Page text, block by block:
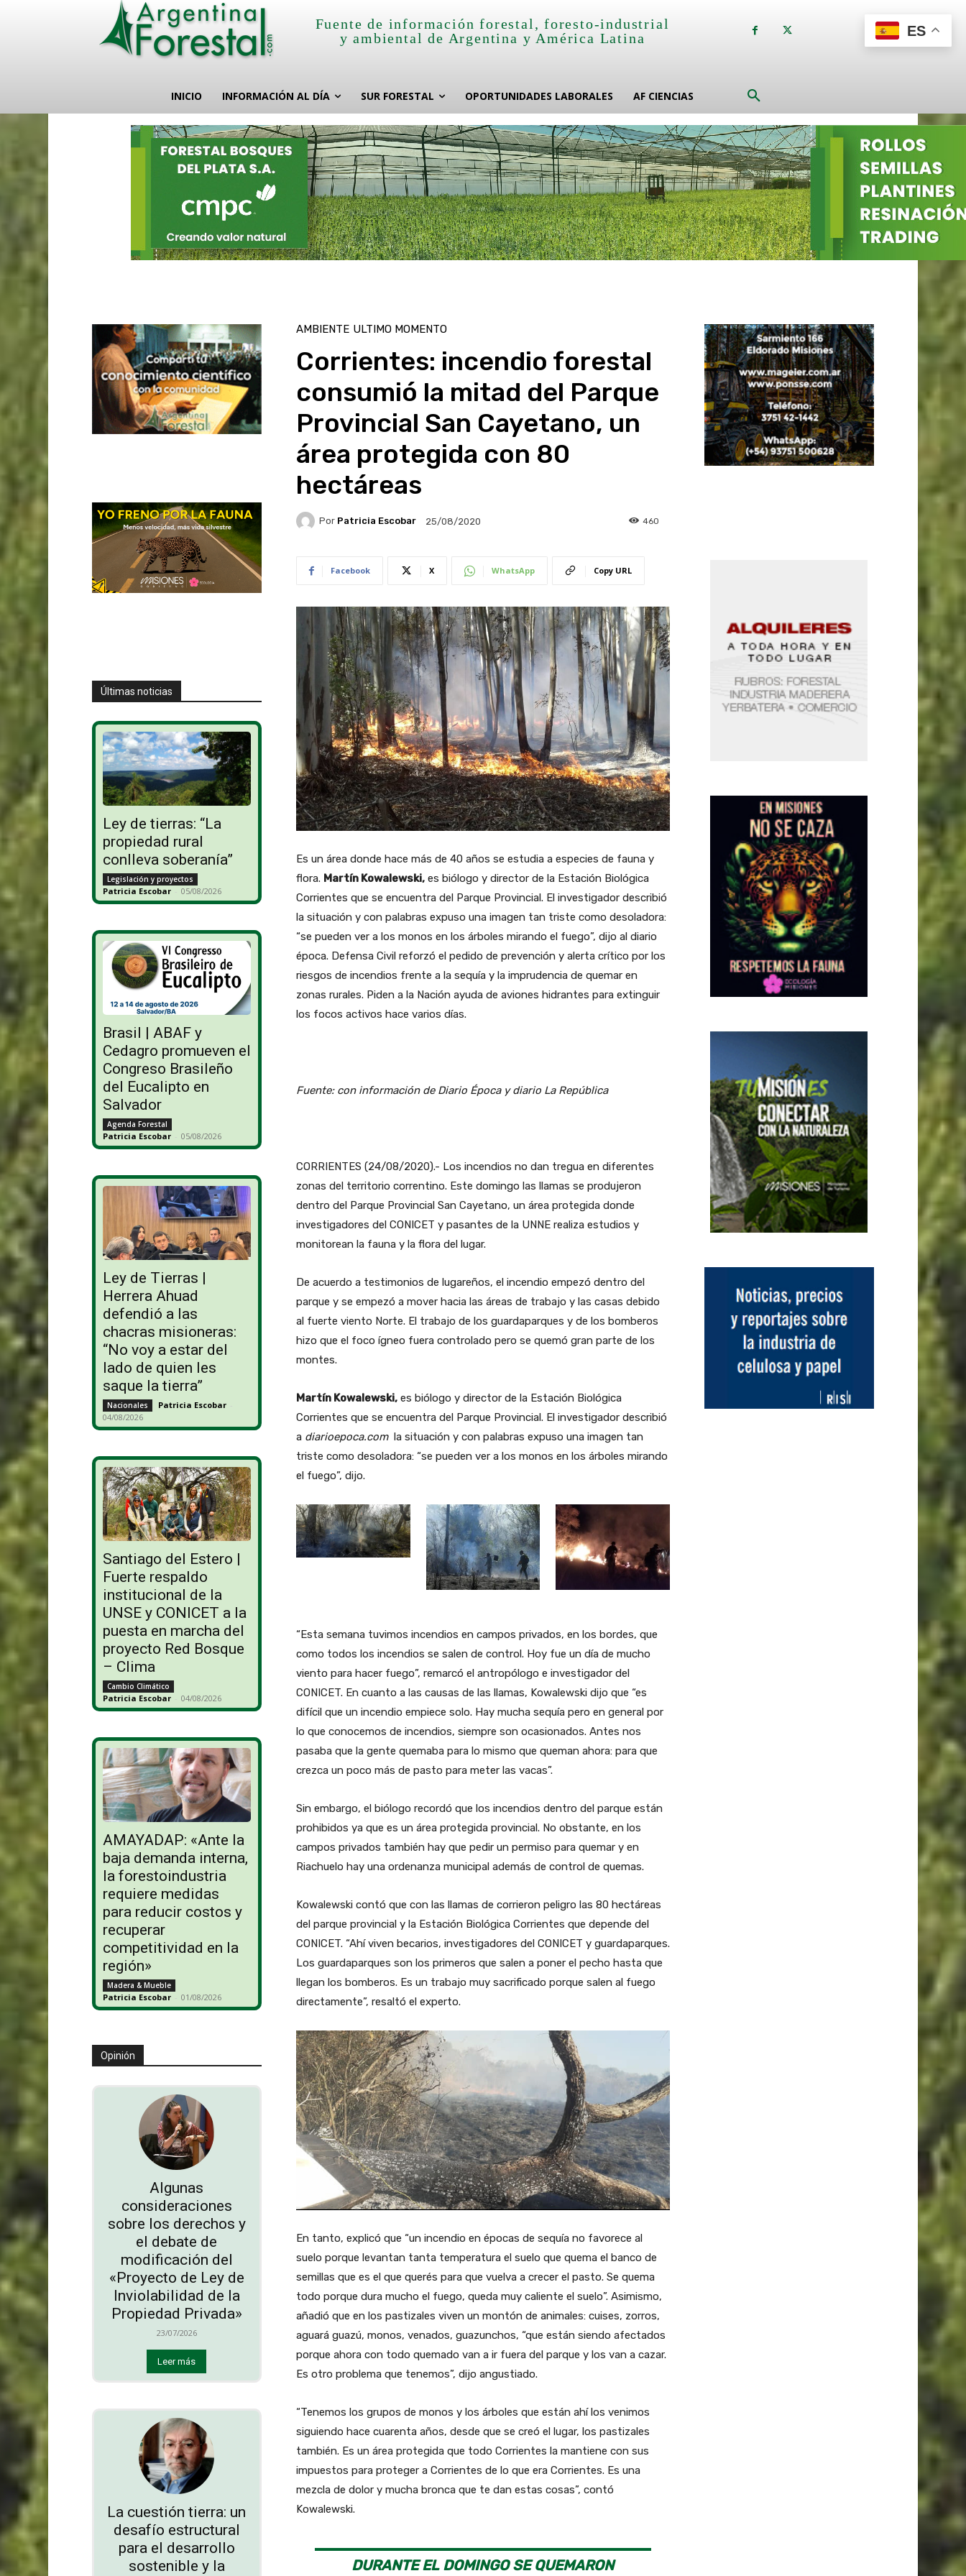
Fuente de información forestal, foresto-industrial
y ambiental de Argentina y América Latina
INICIO INFORMACIÓN AL DÍA SUR FORESTAL OPORTUNIDADES LABORALES AF CIENCIAS
Últimas noticias
Ley de tierras: “La
propiedad rural
conlleva soberanía”
Legislación y proyectos
Patricia Escobar - 05/08/2026
Brasil | ABAF y
Cedagro promueven el
Congreso Brasileño
del Eucalipto en
Salvador
Agenda Forestal
Patricia Escobar - 05/08/2026
Ley de Tierras |
Herrera Ahuad
defendió a las
chacras misioneras:
“No voy a estar del
lado de quien les
saque la tierra”
Nacionales Patricia Escobar -
04/08/2026
Santiago del Estero |
Fuerte respaldo
institucional de la
UNSE y CONICET a la
puesta en marcha del
proyecto Red Bosque
– Clima
Cambio Climático
Patricia Escobar - 04/08/2026
AMAYADAP: «Ante la
baja demanda interna,
la forestoindustria
requiere medidas
para reducir costos y
recuperar
competitividad en la
región»
Madera & Mueble
Patricia Escobar - 01/08/2026
Opinión
Algunas
consideraciones
sobre los derechos y
el debate de
modificación del
«Proyecto de Ley de
Inviolabilidad de la
Propiedad Privada»
23/07/2026
Leer más
La cuestión tierra: un
desafío estructural
para el desarrollo
sostenible y la
AMBIENTE ULTIMO MOMENTO
Corrientes: incendio forestal
consumió la mitad del Parque
Provincial San Cayetano, un
área protegida con 80
hectáreas
Por Patricia Escobar 25/08/2020 460
Facebook X WhatsApp Copy URL
Es un área donde hace más de 40 años se estudia a especies de fauna y
flora. Martín Kowalewski,es biólogo y director de la Estación Biológica
Corrientes que se encuentra del Parque Provincial. El investigador describió
la situación y con palabras expuso una imagen tan triste como desoladora:
“se pueden ver a los monos en los árboles mirando el fuego”, dijo al diario
época. Defensa Civil reforzó el pedido de prevención y alerta crítico por los
riesgos de incendios frente a la sequía y la imprudencia de quemar en
zonas rurales. Piden a la Nación ayuda de aviones hidrantes para extinguir
los focos activos hace varios días.
Fuente: con información de Diario Época y diario La República
CORRIENTES (24/08/2020).- Los incendios no dan tregua en diferentes
zonas del territorio correntino. Este domingo las llamas se produjeron
dentro del Parque Provincial San Cayetano, un área protegida donde
investigadores del CONICET y pasantes de la UNNE realiza estudios y
monitorean la fauna y la flora del lugar.
De acuerdo a testimonios de lugareños, el incendio empezó dentro del
parque y se empezó a mover hacia las áreas de trabajo y las casas debido
al fuerte viento Norte. El trabajo de los guardaparques y de los bomberos
hizo que el foco ígneo fuera controlado pero se quemó gran parte de los
montes.
Martín Kowalewski,es biólogo y director de la Estación Biológica
Corrientes que se encuentra del Parque Provincial. El investigador describió
a diarioepoca.comla situación y con palabras expuso una imagen tan
triste como desoladora: “se pueden ver a los monos en los árboles mirando
el fuego”, dijo.
“Esta semana tuvimos incendios en campos privados, en los bordes, que
como todos los incendios se salen de control. Hoy fue un día de mucho
viento para hacer fuego”, remarcó el antropólogo e investigador del
CONICET. En cuanto a las causas de las llamas, Kowalewski dijo que “es
difícil que un incendio empiece solo. Hay mucha sequía pero en general por
lo que conocemos de incendios, siempre son ocasionados. Antes nos
pasaba que la gente quemaba para lo mismo que queman ahora: para que
crezca un poco más de pasto para meter las vacas”.
Sin embargo, el biólogo recordó que los incendios dentro del parque están
prohibidos ya que es un área protegida provincial. No obstante, en los
campos privados también hay que pedir un permiso para quemar y en
Riachuelo hay una ordenanza municipal además de control de quemas.
Kowalewski contó que con las llamas de corrieron peligro las 80 hectáreas
del parque provincial y la Estación Biológica Corrientes que depende del
CONICET. “Ahí viven becarios, investigadores del CONICET y guardaparques.
Los guardaparques son los primeros que salen a poner el pecho hasta que
llegan los bomberos. Es un trabajo muy sacrificado porque salen al fuego
directamente”, resaltó el experto.
En tanto, explicó que “un incendio en épocas de sequía no favorece al
suelo porque levantan tanta temperatura el suelo que quema el banco de
semillas que es el que querés para que vuelva a crecer el pasto. Se quema
todo porque dura mucho el fuego, queda muy caliente el suelo”. Asimismo,
añadió que en los pastizales viven un montón de animales: cuises, zorros,
aguará guazú, monos, venados, guazunchos, “que están siendo afectados
porque ahora con todo quemado van a ir fuera del parque y los van a cazar.
Es otro problema que tenemos”, dijo angustiado.
“Tenemos los grupos de monos y los árboles que están ahí los venimos
siguiendo hace cuarenta años, desde que se creó el lugar, los pastizales
también. Es un área protegida que todo Corrientes la mantiene con sus
impuestos para proteger a Corrientes de lo que era Corrientes. Es una
mezcla de dolor y mucha bronca que te dan estas cosas”, contó
Kowalewski.
DURANTE EL DOMINGO SE QUEMARON
ES